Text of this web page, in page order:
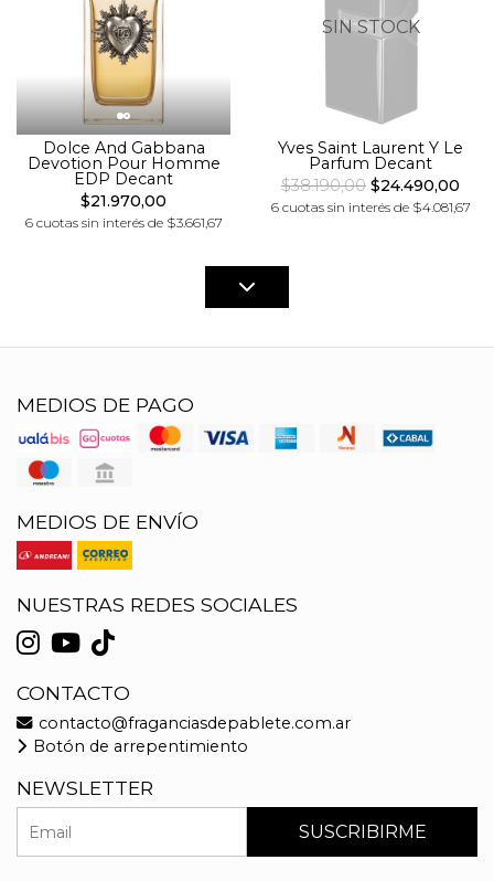
Dolce And Gabbana
Devotion Pour Homme
EDP Decant
$21.970,00
6 cuotas sin interés de $3.661,67
SIN STOCK
Yves Saint Laurent Y Le
Parfum Decant
$38.190,00 $24.490,00
6 cuotas sin interés de $4.081,67
MEDIOS DE PAGO
MEDIOS DE ENVÍO
NUESTRAS REDES SOCIALES
CONTACTO
contacto@fraganciasdepablete.com.ar
Botón de arrepentimiento
NEWSLETTER
SUSCRIBIRME